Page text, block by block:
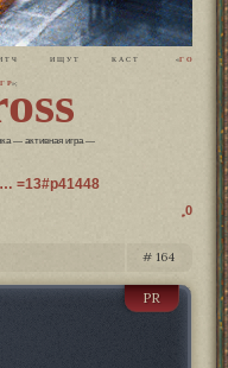
И Т Ч И Щ У Т К А С Т « Г О
Р»;
— активная игра —
=13#p41448
0
164
PR